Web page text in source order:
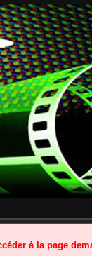
à la page